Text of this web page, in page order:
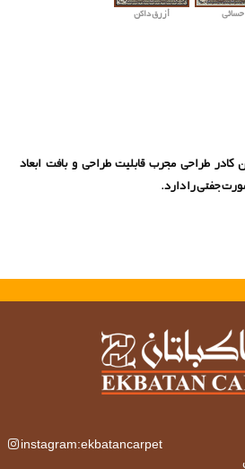
حسائي أزرق داکن
کادر طراحی مجرب قابلیت طراحی و بافت ابعاد
جفتی را دارد.
instagram:ekbatancarpet